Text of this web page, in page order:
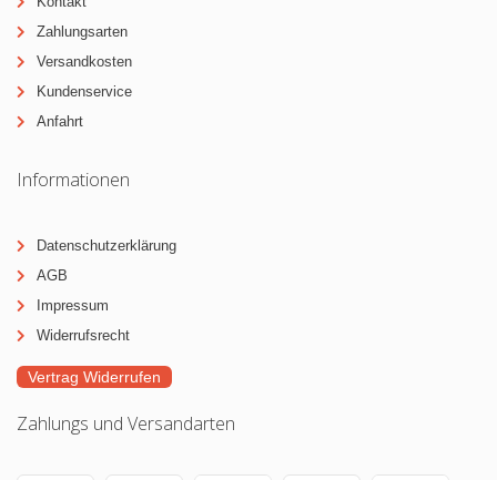
Zahlungsarten
Versandkosten
Kundenservice
Anfahrt
Informationen
Datenschutzerklärung
AGB
Impressum
Widerrufsrecht
Vertrag Widerrufen
Zahlungs und Versandarten